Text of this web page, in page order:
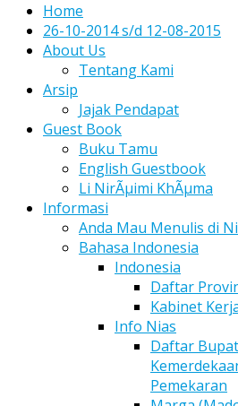
Home
26-10-2014 s/d 12-08-2015
About Us
Tentang Kami
Arsip
Jajak Pendapat
Guest Book
Buku Tamu
English Guestbook
Li NirÃµimi KhÃµma
Informasi
Anda Mau Menulis di
Bahasa Indonesia
Indonesia
Daftar
Kabinet
Info Nias
Daftar
Pemekaran